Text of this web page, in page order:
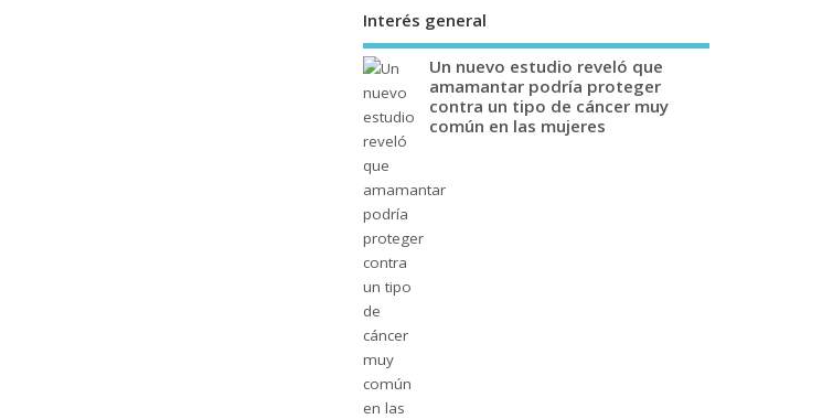
Interés general
Un nuevo estudio reveló que
amamantar podría proteger
contra un tipo de cáncer muy
común en las mujeres